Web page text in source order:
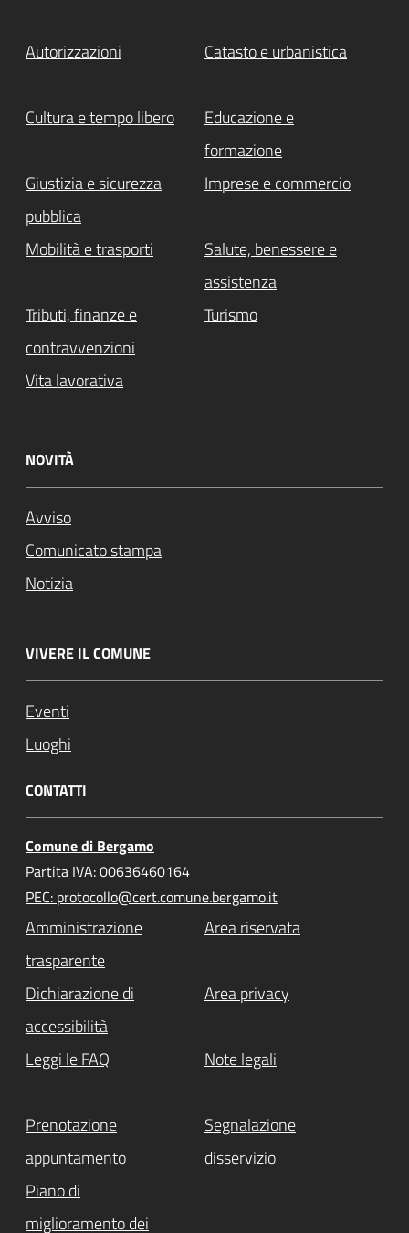
Autorizzazioni Catasto e urbanistica
Cultura e tempo libero
Educazione e
formazione
Giustizia e sicurezza
pubblica
Imprese e commercio
Mobilità e trasporti
Salute, benessere e
assistenza
Tributi, finanze e
contravvenzioni
Turismo
Vita lavorativa
NOVITÀ
Avviso
Comunicato stampa
Notizia
VIVERE IL COMUNE
Eventi
Luoghi
CONTATTI
Comune di Bergamo
Partita IVA: 00636460164
PEC: protocollo@cert.comune.bergamo.it
Amministrazione
trasparente
Area riservata
Dichiarazione di
accessibilità
Area privacy
Leggi le FAQ Note legali
Prenotazione
appuntamento
Segnalazione
disservizio
Piano di
miglioramento dei